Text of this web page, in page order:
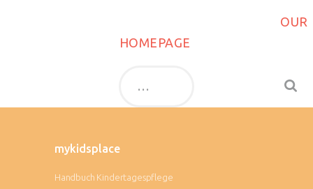
OUR
HOMEPAGE
mykidsplace
Handbuch Kindertagespflege